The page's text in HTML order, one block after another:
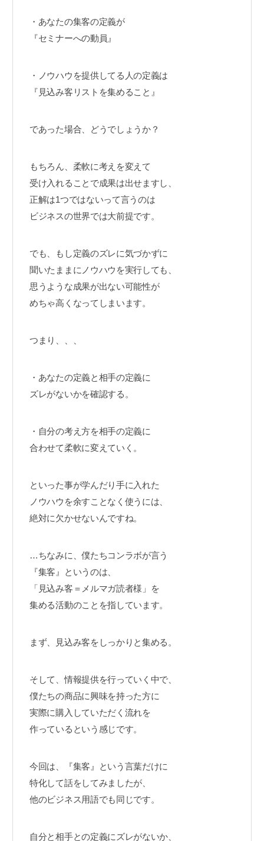
・あなたの集客の定義が
『セミナーへの動員』
・ノウハウを提供してる人の定義は
『見込み客リストを集めること』
であった場合、どうでしょうか？
もちろん、柔軟に考えを変えて
受け入れることで成果は出せますし、
正解は1つではないって言うのは
ビジネスの世界では大前提です。
でも、もし定義のズレに気づかずに
聞いたままにノウハウを実行しても、
思うような成果が出ない可能性が
めちゃ高くなってしまいます。
つまり、、、
・あなたの定義と相手の定義に
ズレがないかを確認する。
・自分の考え方を相手の定義に
合わせて柔軟に変えていく。
といった事が学んだり手に入れた
ノウハウを余すことなく使うには、
絶対に欠かせないんですね。
…ちなみに、僕たちコンラボが言う
『集客』というのは、
「見込み客＝メルマガ読者様」を
集める活動のことを指しています。
まず、見込み客をしっかりと集める。
そして、情報提供を行っていく中で、
僕たちの商品に興味を持った方に
実際に購入していただく流れを
作っているという感じです。
今回は、『集客』という言葉だけに
特化して話をしてみましたが、
他のビジネス用語でも同じです。
自分と相手との定義にズレがないか、